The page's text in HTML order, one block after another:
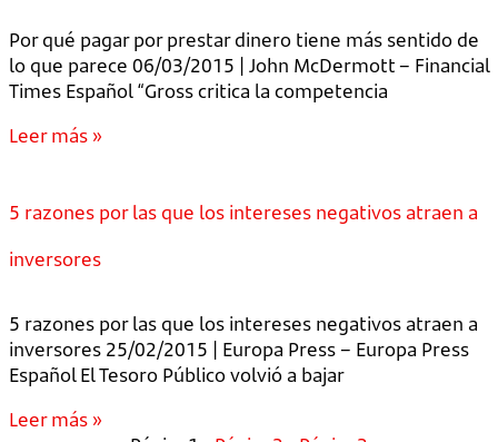
Por qué pagar por prestar dinero tiene más sentido de
lo que parece 06/03/2015 | John McDermott – Financial
Times Español “Gross critica la competencia
Leer más »
5 razones por las que los intereses negativos atraen a
inversores
5 razones por las que los intereses negativos atraen a
inversores 25/02/2015 | Europa Press – Europa Press
Español El Tesoro Público volvió a bajar
Leer más »